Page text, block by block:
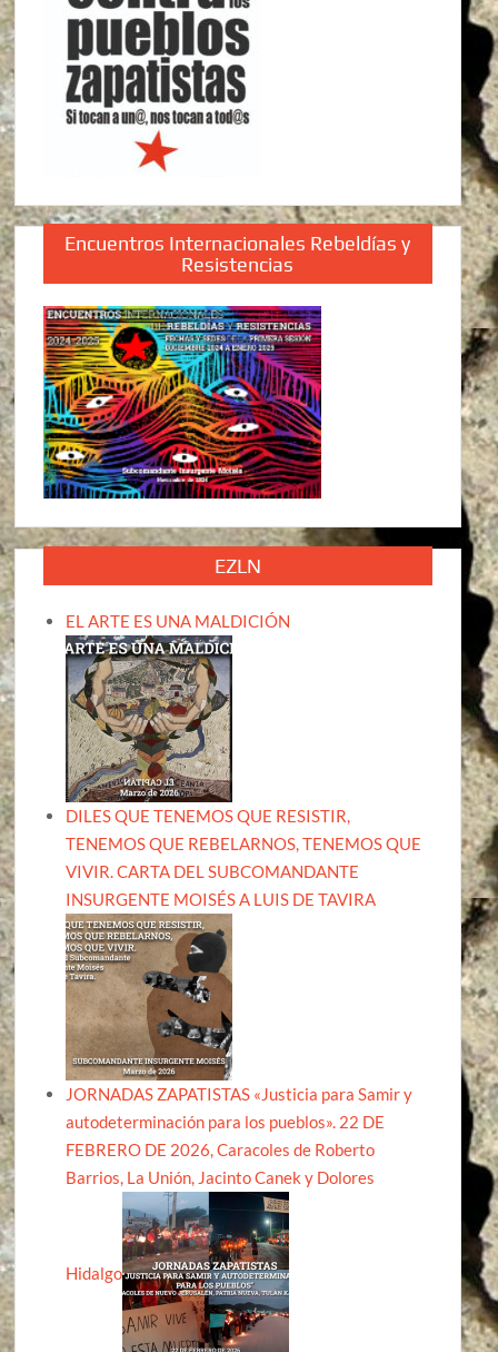
Encuentros Internacionales Rebeldías y
Resistencias
EZLN
EL ARTE ES UNA MALDICIÓN
DILES QUE TENEMOS QUE RESISTIR,
TENEMOS QUE REBELARNOS, TENEMOS QUE
VIVIR. CARTA DEL SUBCOMANDANTE
INSURGENTE MOISÉS A LUIS DE TAVIRA
JORNADAS ZAPATISTAS «Justicia para Samir y
autodeterminación para los pueblos». 22 DE
FEBRERO DE 2026, Caracoles de Roberto
Barrios, La Unión, Jacinto Canek y Dolores
Hidalgo